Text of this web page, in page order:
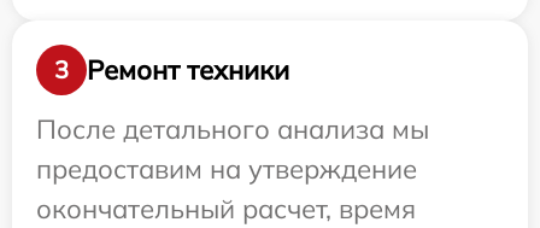
3
Ремонт техники
После детального анализа мы
предоставим на утверждение
окончательный расчет, время